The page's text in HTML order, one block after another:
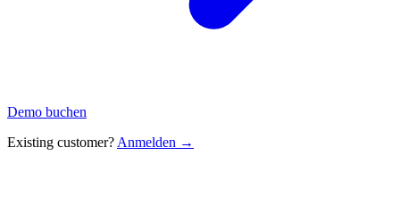
Demo buchen
Existing customer? Anmelden →